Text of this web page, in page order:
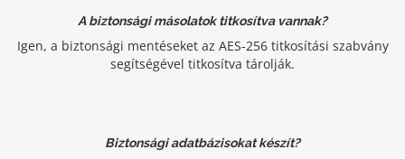
A biztonsági másolatok titkosítva vannak?
Igen, a biztonsági mentéseket az AES-256 titkosítási szabvány
segítségével titkosítva tárolják.
Biztonsági adatbázisokat készít?